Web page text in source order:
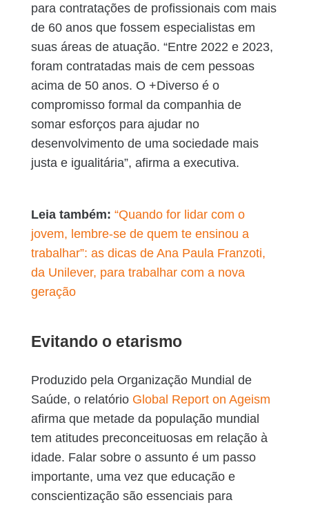
para contratações de profissionais com mais
de 60 anos que fossem especialistas em
suas áreas de atuação. “Entre 2022 e 2023,
foram contratadas mais de cem pessoas
acima de 50 anos. O +Diverso é o
compromisso formal da companhia de
somar esforços para ajudar no
desenvolvimento de uma sociedade mais
justa e igualitária”, afirma a executiva.
Leia também: “Quando for lidar com o
jovem, lembre-se de quem te ensinou a
trabalhar”: as dicas de Ana Paula Franzoti,
da Unilever, para trabalhar com a nova
geração
Evitando o etarismo
Produzido pela Organização Mundial de
Saúde, o relatório Global Report on Ageism
afirma que metade da população mundial
tem atitudes preconceituosas em relação à
idade. Falar sobre o assunto é um passo
importante, uma vez que educação e
conscientização são essenciais para